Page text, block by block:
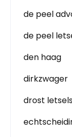
de peel
de peel
den haag
dirkzwager
drost